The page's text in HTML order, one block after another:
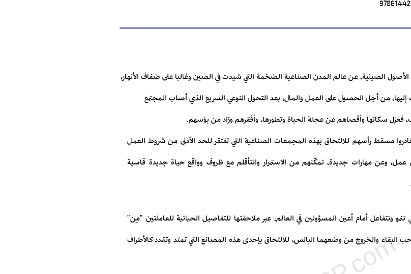
الأصول الصينية، عن عالم المدن الصناعية الضخمة التي شيدت في الصين وغالبا على ضفاف الأنهار،
إليها، من أجل الحصول على العمل والمال، بعد التحول النوعي السريع الذي أصاب المجتمع
فعزل سكانها وأقصاهم عن عجلة الحياة وتطورها، وأفقرهم وزاد من بؤسهم.
غادروا مسقط رأسهم للالتحاق بهذه المجمعات الصناعية التي تفتقر للحد الأدنى من شروط العمل
وعن مهارات جديدة، تمكّنهم من الاستمرار والتأقلم مع ظروف وواقع حياة جديدة قاسية
تنمو وتتفاعل أمام أعين المسؤولين في العالم، عبر ملاحقتها للتفاصيل الحياتية للعاملتين "مِن"
البقاء والخروج من وضعهما البائس، للالتحاق بإحدى هذه المصانع التي تمتد وتتمدد كالأطراف